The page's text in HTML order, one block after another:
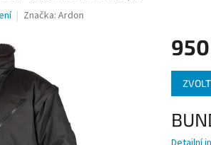
Značka: Ardon
Měrná
cena: